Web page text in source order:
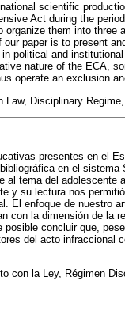
scientific
Act during the
them into three
paper is to present
political and
nature of the ECA,
operate an exclusion
Disciplinary
presentes en el
en el
tema del adolescente
y su lectura nos
El enfoque de nuestro
con la dimensión de la
concluir que,
del acto infraccional
con la Ley, Régimen